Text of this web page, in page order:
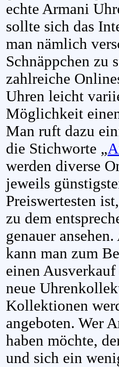
echte Armani
sollte sich das
man nämlich
Schnäppchen zu
zahlreiche
Uhren leicht
Möglichkeit
Man ruft dazu
die Stichworte „
werden diverse
jeweils
Preiswertesten
zu dem
genauer
kann man zum
einen
neue
Kollektionen
angeboten. Wer
haben möchte,
und sich ein